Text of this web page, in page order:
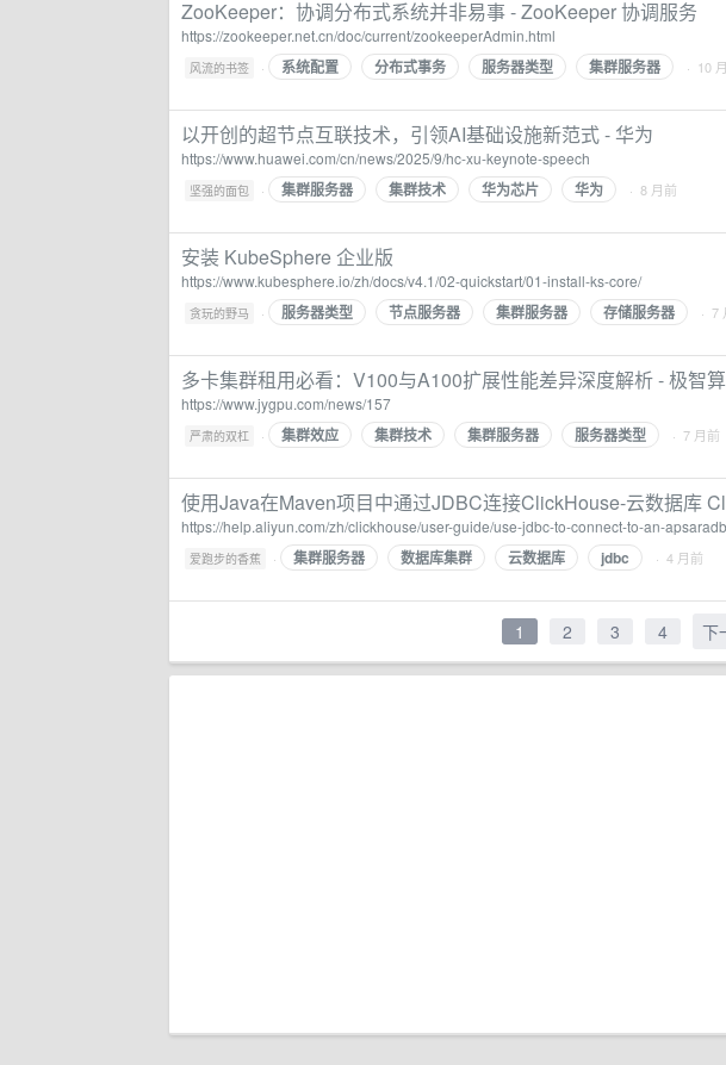
ZooKeeper：协调分布式系统并非易事 - ZooKeeper 协调服务
https://zookeeper.net.cn/doc/current/zookeeperAdmin.html
风流的书签 · 系统配置 分布式事务 服务器类型 集群服务器 · 10
以开创的超节点互联技术，引领AI基础设施新范式 - 华为
https://www.huawei.com/cn/news/2025/9/hc-xu-keynote-speech
坚强的面包 · 集群服务器 集群技术 华为芯片 华为 · 8 月前
安装 KubeSphere 企业版
https://www.kubesphere.io/zh/docs/v4.1/02-quickstart/01-install-ks-core/
贪玩的野马 · 服务器类型 节点服务器 集群服务器 存储服务器 · 7
多卡集群租用必看：V100与A100扩展性能差异深度解析 - 极智算
https://www.jygpu.com/news/157
严肃的双杠 · 集群效应 集群技术 集群服务器 服务器类型 · 7 月前
使用Java在Maven项目中通过JDBC连接ClickHouse-云数据库
https://help.aliyun.com/zh/clickhouse/user-guide/use-jdbc-to-connect-to-an-
爱跑步的香蕉 · 集群服务器 数据库集群 云数据库 jdbc · 4 月前
1 2 3 4 下